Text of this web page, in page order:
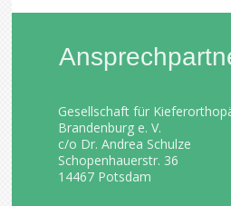
Gesellschaft für
Brandenburg e. V.
c/o Dr. Andrea Schulze
Schopenhauerstr. 36
14467 Potsdam